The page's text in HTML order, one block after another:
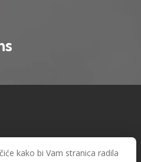
kako bi Vam stranica radila